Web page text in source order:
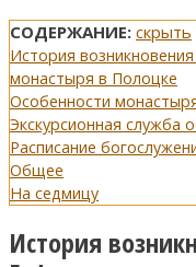
СОДЕРЖАНИЕ: скрыть
История
монастыря в Полоцке
Особенности
Экскурсионная служба
Расписание
Общее
На седмицу
История